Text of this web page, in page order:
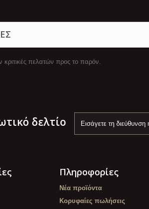
πελατών προς το παρόν.
δελτίο
Πληροφορίες
Νέα προϊόντα
Κορυφαίες πωλήσεις